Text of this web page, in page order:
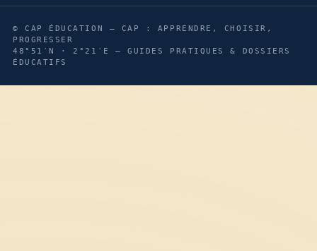
© CAP ÉDUCATION — CAP : APPRENDRE, CHOISIR,
PROGRESSER
48°51′N · 2°21′E — GUIDES PRATIQUES & DOSSIERS
ÉDUCATIFS